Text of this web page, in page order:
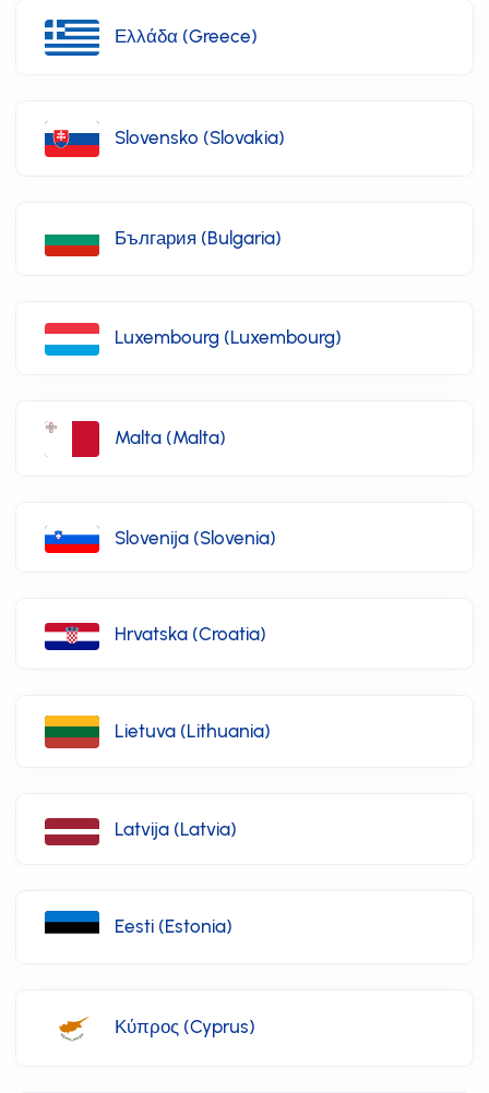
Ελλάδα (Greece)
Slovensko (Slovakia)
България (Bulgaria)
Luxembourg (Luxembourg)
Malta (Malta)
Slovenija (Slovenia)
Hrvatska (Croatia)
Lietuva (Lithuania)
Latvija (Latvia)
Eesti (Estonia)
Κύπρος (Cyprus)